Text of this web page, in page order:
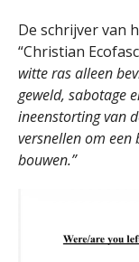
De schrijver van
“Christian
witte ras alleen
geweld, sabotage
ineenstorting van
versnellen om een
bouwen.”